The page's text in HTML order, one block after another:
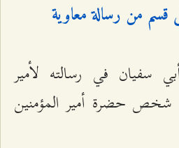
قسم من رسالة معاوية
سفيان في رسالته لأمير
شخص حضرة أمير المؤمنين